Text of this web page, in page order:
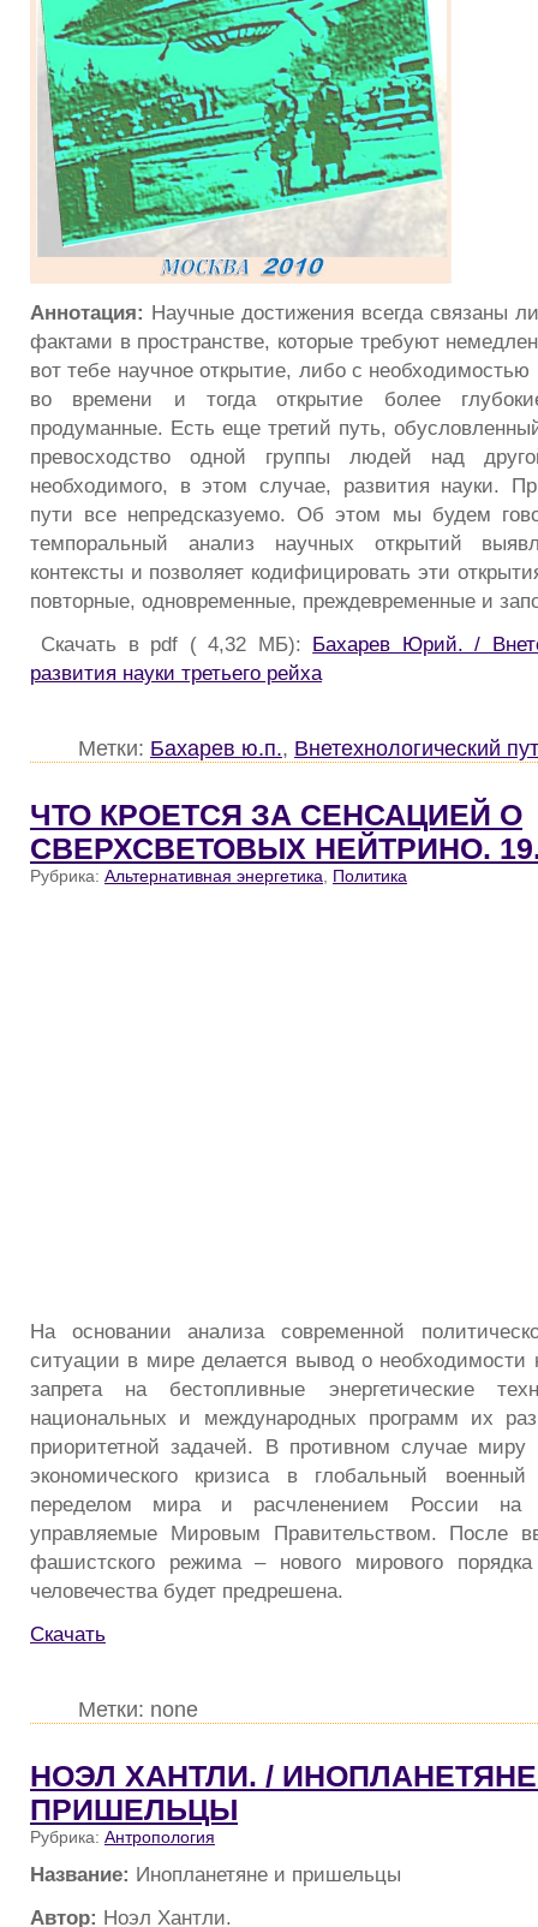
Аннотация: Научные достижения всегда связаны
фактами в пространстве, которые требуют
вот тебе научное открытие, либо с необходимостью
во времени и тогда открытие более
продуманные. Есть еще третий путь,
превосходство одной группы людей над
необходимого, в этом случае, развития науки.
пути все непредсказуемо. Об этом мы будем
темпоральный анализ научных открытий
контексты и позволяет кодифицировать эти
повторные, одновременные, преждевременные и
Скачать в pdf ( 4,32 МБ): Бахарев Юрий. /
развития науки третьего рейха
Метки: Бахарев ю.п., Внетехнологический
ЧТО КРОЕТСЯ ЗА СЕНСАЦИЕЙ О
СВЕРХСВЕТОВЫХ НЕЙТРИНО.
Рубрика: Альтернативная энергетика Политика
На основании анализа современной
ситуации в мире делается вывод о необходимости
запрета на бестопливные энергетические
национальных и международных программ их
приоритетной задачей. В противном случае миру
экономического кризиса в глобальный
переделом мира и расчленением России на
управляемые Мировым Правительством. После
фашистского режима – нового мирового порядка
человечества будет предрешена.
Скачать
Метки: none
НОЭЛ ХАНТЛИ. /
ПРИШЕЛЬЦЫ
Рубрика: Антропология
Название: Инопланетяне и пришельцы
Автор: Ноэл Хантли.